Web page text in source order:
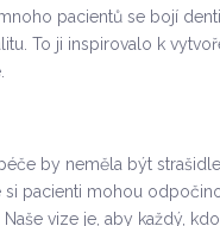
pacientů se bojí
To ji inspirovalo k
by neměla být
pacienti mohou
vize je, aby každý,